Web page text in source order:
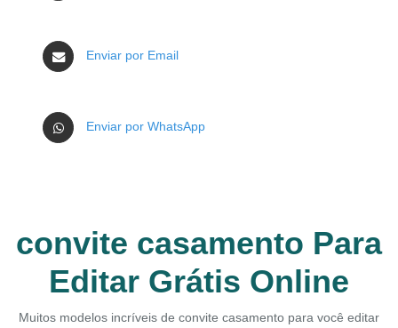
Enviar por Email
Enviar por WhatsApp
convite casamento Para
Editar Grátis Online
Muitos modelos incríveis de convite casamento para você editar